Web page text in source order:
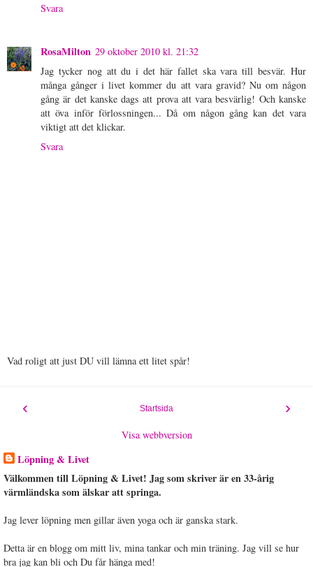
Svara
RosaMilton 29 oktober 2010 kl. 21:32
Jag tycker nog att du i det här fallet ska vara till besvär. Hur
många gånger i livet kommer du att vara gravid? Nu om någon
gång är det kanske dags att prova att vara besvärlig! Och kanske
att öva inför förlossningen... Då om någon gång kan det vara
viktigt att det klickar.
Svara
Vad roligt att just DU vill lämna ett litet spår!
‹ ›
Startsida
Visa webbversion
Löpning & Livet
Välkommen till Löpning & Livet! Jag som skriver är en 33-årig
värmländska som älskar att springa.
Jag lever löpning men gillar även yoga och är ganska stark.
Detta är en blogg om mitt liv, mina tankar och min träning. Jag vill se hur
bra jag kan bli och Du får hänga med!